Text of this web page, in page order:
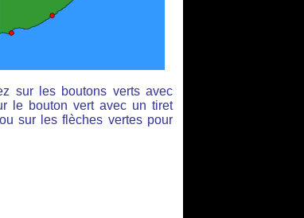
sur les boutons verts avec
le bouton vert avec un tiret
sur les flèches vertes pour